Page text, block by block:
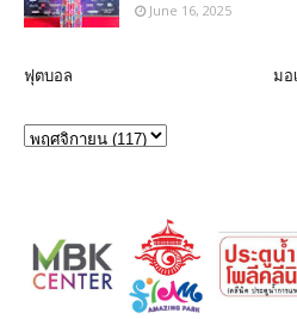
June 16, 2025
ฟุตบอล มอ